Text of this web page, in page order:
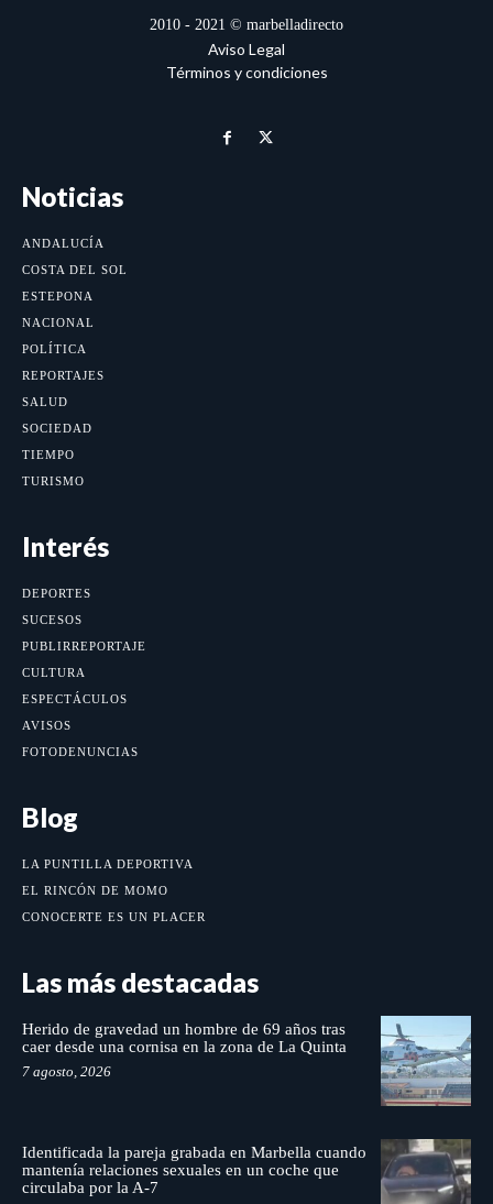
2010 - 2021 © marbelladirecto
Aviso Legal
Términos y condiciones
Noticias
ANDALUCÍA
COSTA DEL SOL
ESTEPONA
NACIONAL
POLÍTICA
REPORTAJES
SALUD
SOCIEDAD
TIEMPO
TURISMO
Interés
DEPORTES
SUCESOS
PUBLIRREPORTAJE
CULTURA
ESPECTÁCULOS
AVISOS
FOTODENUNCIAS
Blog
LA PUNTILLA DEPORTIVA
EL RINCÓN DE MOMO
CONOCERTE ES UN PLACER
Las más destacadas
Herido de gravedad un hombre de 69 años tras
caer desde una cornisa en la zona de La Quinta
7 agosto, 2026
Identificada la pareja grabada en Marbella cuando
mantenía relaciones sexuales en un coche que
circulaba por la A-7